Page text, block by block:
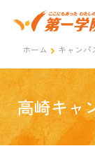
ホーム キャンパ
高崎キャ